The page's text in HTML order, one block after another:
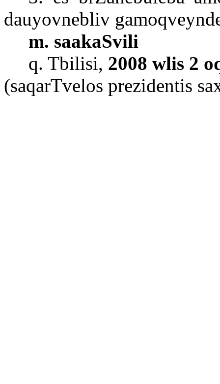
dauyovnebliv
m. saakaSvili
q. Tbilisi, 2008 wlis 2
(saqarTvelos prezidentis